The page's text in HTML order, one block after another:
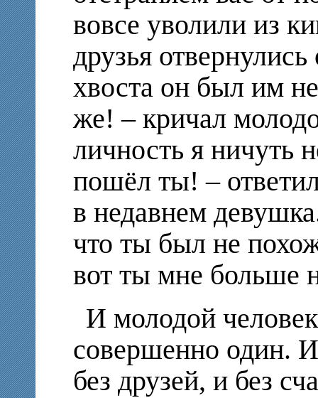
вовсе уволили из
друзья
хвоста он был им
же! – кричал
личность я ничуть
пошёл ты! –
в недавнем
что ты был не
вот ты мне больше
И молодой
совершенно один.
без друзей, и без